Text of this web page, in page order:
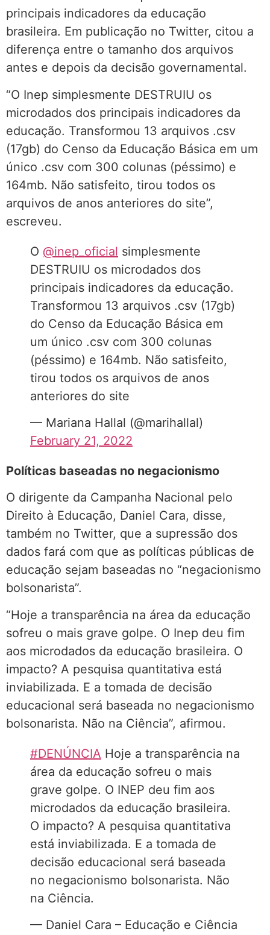
principais indicadores da educação
brasileira. Em publicação no Twitter, citou a
diferença entre o tamanho dos arquivos
antes e depois da decisão governamental.
“O Inep simplesmente DESTRUIU os
microdados dos principais indicadores da
educação. Transformou 13 arquivos .csv
(17gb) do Censo da Educação Básica em um
único .csv com 300 colunas (péssimo) e
164mb. Não satisfeito, tirou todos os
arquivos de anos anteriores do site”,
escreveu.
O @inep_oficial simplesmente
DESTRUIU os microdados dos
principais indicadores da educação.
Transformou 13 arquivos .csv (17gb)
do Censo da Educação Básica em
um único .csv com 300 colunas
(péssimo) e 164mb. Não satisfeito,
tirou todos os arquivos de anos
anteriores do site
— Mariana Hallal (@marihallal)
February 21, 2022
Políticas baseadas no negacionismo
O dirigente da Campanha Nacional pelo
Direito à Educação, Daniel Cara, disse,
também no Twitter, que a supressão dos
dados fará com que as políticas públicas de
educação sejam baseadas no “negacionismo
bolsonarista”.
“Hoje a transparência na área da educação
sofreu o mais grave golpe. O Inep deu fim
aos microdados da educação brasileira. O
impacto? A pesquisa quantitativa está
inviabilizada. E a tomada de decisão
educacional será baseada no negacionismo
bolsonarista. Não na Ciência”, afirmou.
#DENÚNCIA Hoje a transparência na
área da educação sofreu o mais
grave golpe. O INEP deu fim aos
microdados da educação brasileira.
O impacto? A pesquisa quantitativa
está inviabilizada. E a tomada de
decisão educacional será baseada
no negacionismo bolsonarista. Não
na Ciência.
— Daniel Cara – Educação e Ciência